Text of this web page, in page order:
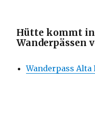
Hütte kommt
Wanderpässen
Wanderpass Alta